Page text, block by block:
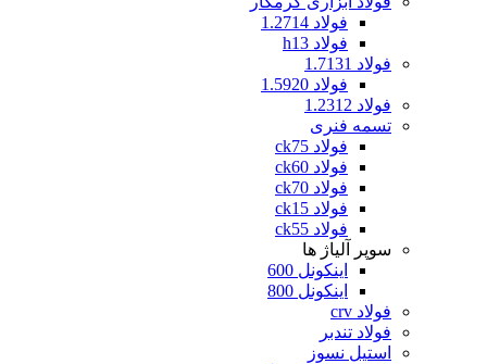
فولاد 1.2714
فولاد h13
فولاد 1.7131
فولاد 1.5920
فولاد 1.2312
تسمه فنری
فولاد ck75
فولاد ck60
فولاد ck70
فولاد ck15
فولاد ck55
سوپر آلیاژ ها
اینکونل 600
اینکونل 800
فولاد crv
فولاد تندبر
استیل نسوز